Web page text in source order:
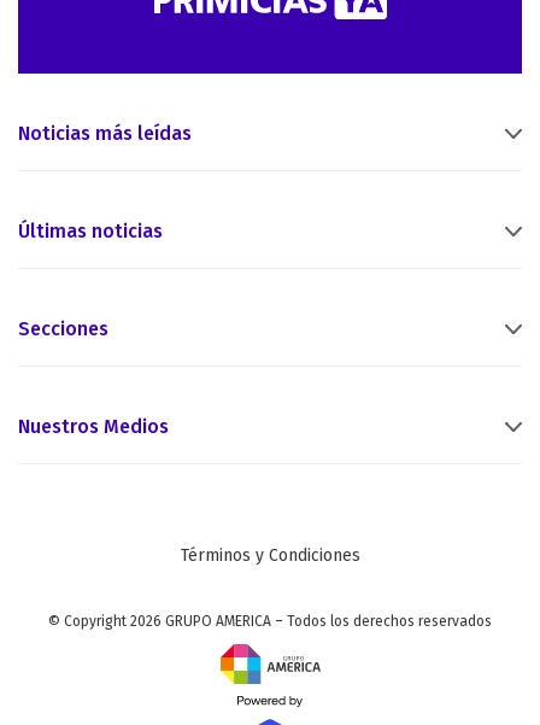
Noticias más leídas
Últimas noticias
Secciones
Nuestros Medios
Términos y Condiciones
© Copyright 2026 GRUPO AMERICA – Todos los derechos reservados